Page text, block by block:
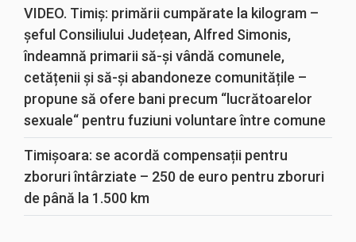
VIDEO. Timiș: primării cumpărate la kilogram –
șeful Consiliului Județean, Alfred Simonis,
îndeamnă primarii să-și vândă comunele,
cetățenii și să-și abandoneze comunitățile –
propune să ofere bani precum “lucrătoarelor
sexuale“ pentru fuziuni voluntare între comune
Timișoara: se acordă compensații pentru
zboruri întârziate – 250 de euro pentru zboruri
de până la 1.500 km